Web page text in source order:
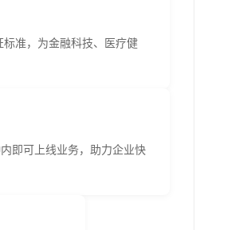
准，为金融科技、医疗健
即可上线业务，助力企业快